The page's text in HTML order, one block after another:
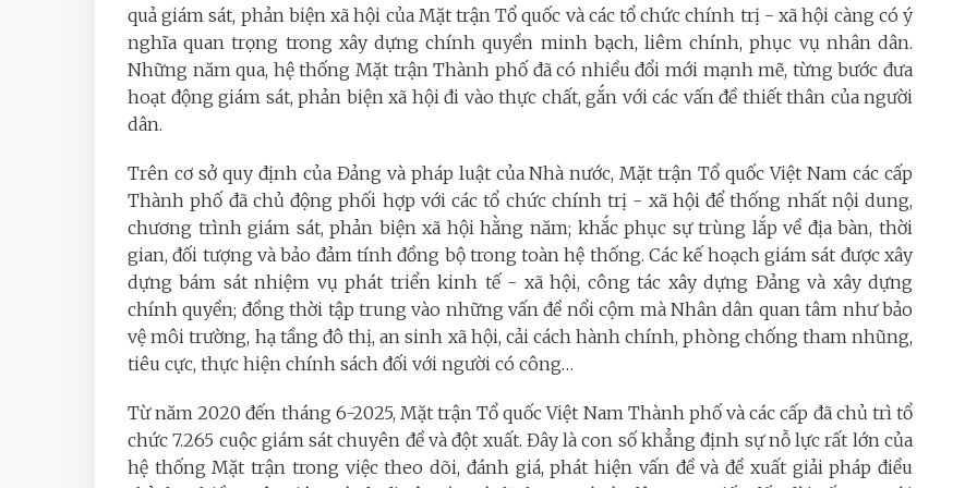
quả giám sát, phản biện xã hội của Mặt trận Tổ quốc và các tổ chức chính trị - xã hội càng có ý
nghĩa quan trọng trong xây dựng chính quyền minh bạch, liêm chính, phục vụ nhân dân.
Những năm qua, hệ thống Mặt trận Thành phố đã có nhiều đổi mới mạnh mẽ, từng bước đưa
hoạt động giám sát, phản biện xã hội đi vào thực chất, gắn với các vấn đề thiết thân của người
dân.
Trên cơ sở quy định của Đảng và pháp luật của Nhà nước, Mặt trận Tổ quốc Việt Nam các cấp
Thành phố đã chủ động phối hợp với các tổ chức chính trị - xã hội để thống nhất nội dung,
chương trình giám sát, phản biện xã hội hằng năm; khắc phục sự trùng lắp về địa bàn, thời
gian, đối tượng và bảo đảm tính đồng bộ trong toàn hệ thống. Các kế hoạch giám sát được xây
dựng bám sát nhiệm vụ phát triển kinh tế - xã hội, công tác xây dựng Đảng và xây dựng
chính quyền; đồng thời tập trung vào những vấn đề nổi cộm mà Nhân dân quan tâm như bảo
vệ môi trường, hạ tầng đô thị, an sinh xã hội, cải cách hành chính, phòng chống tham nhũng,
tiêu cực, thực hiện chính sách đối với người có công…
Từ năm 2020 đến tháng 6-2025, Mặt trận Tổ quốc Việt Nam Thành phố và các cấp đã chủ trì tổ
chức 7.265 cuộc giám sát chuyên đề và đột xuất. Đây là con số khẳng định sự nỗ lực rất lớn của
hệ thống Mặt trận trong việc theo dõi, đánh giá, phát hiện vấn đề và đề xuất giải pháp điều